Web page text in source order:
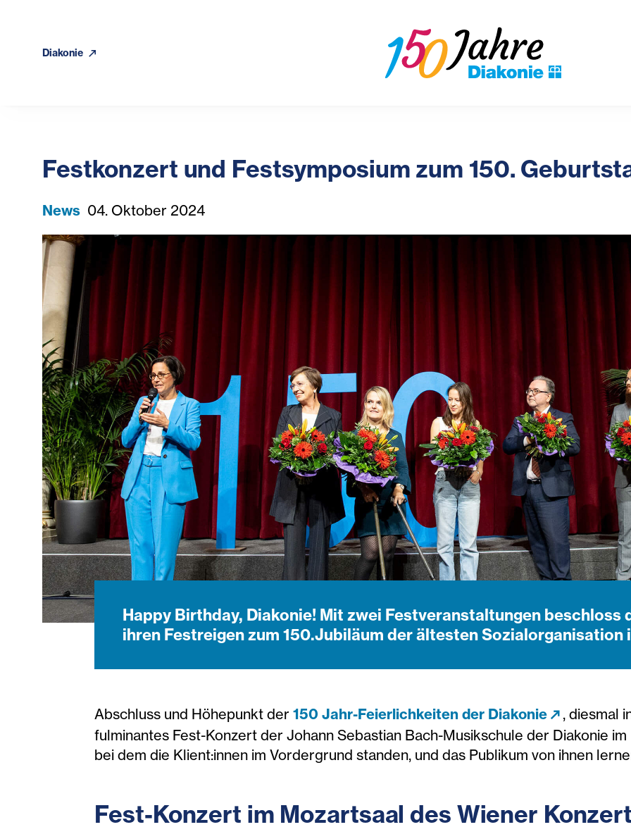
Diakonie
Festkonzert und Festsymposium zum 150.
News 04. Oktober 2024
Happy Birthday, Diakonie! Mit zwei Festveranstaltungen beschloss
ihren Festreigen zum 150.Jubiläum der ältesten Sozialorganisation
Abschluss und Höhepunkt der150 Jahr-Feierlichkeiten der Diakonie
, diesmal
fulminantes Fest-Konzert der Johann Sebastian Bach-Musikschule der Diakonie
bei dem die Klient:innen im Vordergrund standen, und das Publikum von ihnen
Fest-Konzert im Mozartsaal des Wiener